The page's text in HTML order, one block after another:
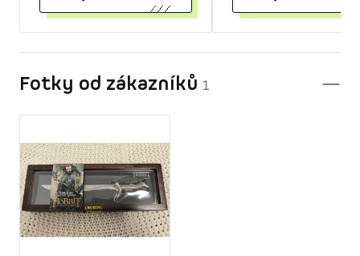
Fotky od zákazníků 1